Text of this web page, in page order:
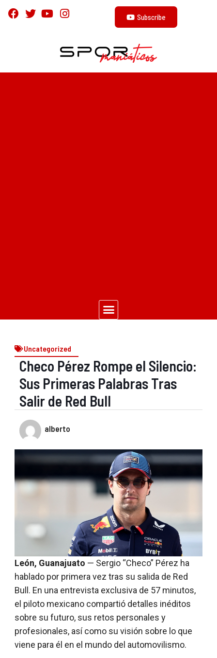
Subscribe
Uncategorized
Checo Pérez Rompe el Silencio:
Sus Primeras Palabras Tras
Salir de Red Bull
alberto
León, Guanajuato — Sergio “Checo” Pérez ha
hablado por primera vez tras su salida de Red
Bull. En una entrevista exclusiva de 57 minutos,
el piloto mexicano compartió detalles inéditos
sobre su futuro, sus retos personales y
profesionales, así como su visión sobre lo que
viene para él en el mundo del automovilismo.